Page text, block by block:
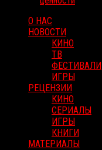
О НАС
НОВОСТИ
КИНО
ТВ
ФЕСТИВАЛИ
ИГРЫ
РЕЦЕНЗИИ
КИНО
СЕРИАЛЫ
ИГРЫ
КНИГИ
МАТЕРИАЛЫ